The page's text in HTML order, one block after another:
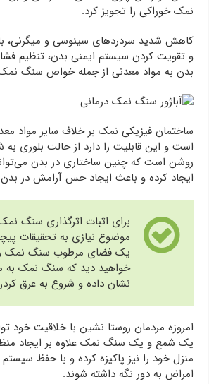
نمک خوراکی را تجویز کرد.
کاهش شدید سردردهای سینوسی و میگرنی،
و تقویت کردن سیستم ایمنی بدن، تنظیم
بدن به مواد معدنی از جمله خواص سنگ
ساختمان فیزیکی نمک بر خلاف سایر مواد
است و این قابلیت را دارد از حالت بلوری به
روشن است که چنین ساختاری در بدن
ایجاد کرده و باعث ایجاد حس آرامش در بدن
برای اثبات اثرگذاری سنگ
موضوع نیازی به تحقیقات
یک فضای مرطوب سنگ نمک را
خواهید دید که سنگ نمک
نشان داده و شروع به عرق
امروزه مردمان روستا نشین با خلاقیت خود
یک شمع و یک سنگ نمک علاوه بر ایجاد
منزل خود را نیز پاکیزه کرده و با حفظ
امراض به دور نگه داشته شوند.